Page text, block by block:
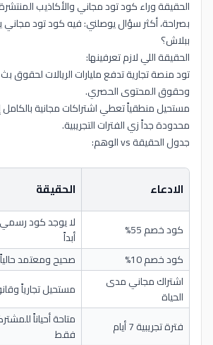
الحقيقة وراء كود تود مجاني والأكاذيب
بصراحة، أكثر سؤال يوصلني: فيه كود تود
ببلاش؟
الحقيقة اللي لازم تعرفينها:
وحقوق المحتوى الحصري.
مستحيل منطقياً تعطي اشتراكات مجانية بالكامل
محدودة جداً زي الفترات التجريبية.
جدول الحقيقة vs الوهم:
الادعاء الحقيقة
كود خصم 55%
لا يوجد كود
أبداً
كود خصم 10%
صحيح ومعتمد حالياً
اشتراك مجاني مدى
الحياة
مستحيل تجارياً
فترة تجريبية 7 أيام
متاحة أحياناً
فقط